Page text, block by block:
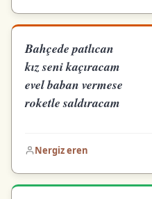
Bahçede patlıcan
kız seni kaçıracam
evel baban vermese
roketle saldıracam
Nergiz eren